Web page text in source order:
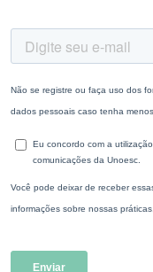
Selecione
A+